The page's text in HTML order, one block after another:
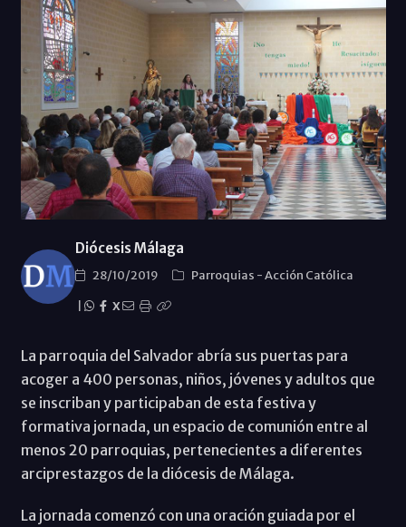
Diócesis Málaga
28/10/2019 Parroquias -Acción Católica
X
La parroquia del Salvador abría sus puertas para
acoger a 400 personas, niños, jóvenes y adultos que
se inscriban y participaban de esta festiva y
formativa jornada, un espacio de comunión entre al
menos 20 parroquias, pertenecientes a diferentes
arciprestazgos de la diócesis de Málaga.
La jornada comenzó con una oración guiada por el